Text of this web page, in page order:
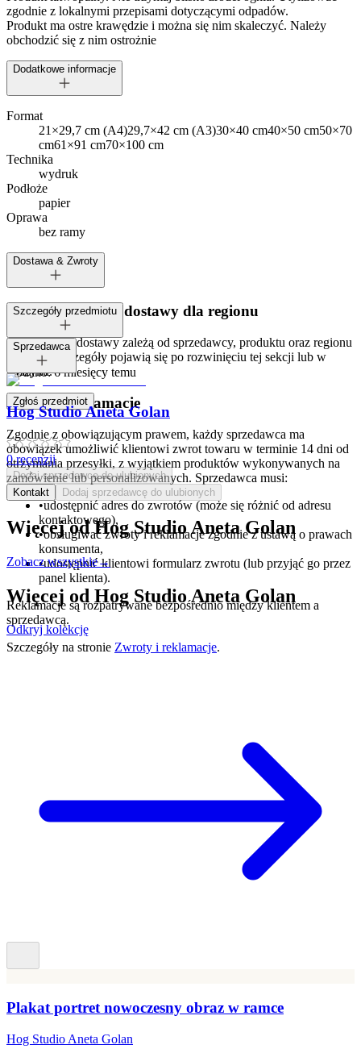
zgodnie z lokalnymi przepisami dotyczącymi odpadów.
Produkt ma ostre krawędzie i można się nim skaleczyć. Należy
obchodzić się z nim ostrożnie
Dodatkowe informacje
Format
21×29,7 cm (A4)29,7×42 cm (A3)30×40 cm40×50 cm50×70
cm61×91 cm70×100 cm
Technika
wydruk
Podłoże
papier
Oprawa
bez ramy
Dostawa & Zwroty
Dostępne metody dostawy dla regionu
Opcje i koszt dostawy zależą od sprzedawcy, produktu oraz regionu
dostawy. Szczegóły pojawią się po rozwinięciu tej sekcji lub w
koszyku.
Zwroty i reklamacje
Zgodnie z obowiązującym prawem, każdy sprzedawca ma
obowiązek umożliwić klientowi zwrot towaru w terminie 14 dni od
otrzymania przesyłki, z wyjątkiem produktów wykonywanych na
zamówienie lub personalizowanych. Sprzedawca musi:
•udostępnić adres do zwrotów (może się różnić od adresu
kontaktowego),
•obsługiwać zwroty i reklamacje zgodnie z ustawą o prawach
konsumenta,
•udostępnić klientowi formularz zwrotu (lub przyjąć go przez
panel klienta).
Reklamacje są rozpatrywane bezpośrednio między klientem a
sprzedawcą.
Szczegóły na stronie Zwroty i reklamacje.
Szczegóły przedmiotu
Tagi:
Dodano:6 miesięcy temu
Zgłoś przedmiot
Sprzedawca
Hog Studio Aneta Golan
0recenzji
Dodaj sprzedawcę do ulubionych
Kontakt
Dodaj sprzedawcę do ulubionych
Więcej odHog Studio Aneta Golan
Zobacz wszystkie→
Więcej od Hog Studio Aneta Golan
Odkryj kolekcję
Plakat portret nowoczesny obraz w ramce
Hog Studio Aneta Golan